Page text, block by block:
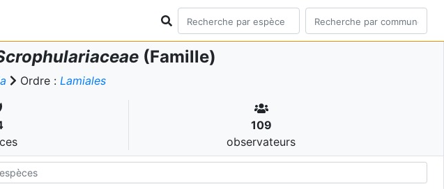
(Famille)
Ordre : Lamiales
109
observateurs